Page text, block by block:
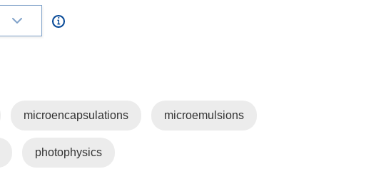
microencapsulations microemulsions
photophysics